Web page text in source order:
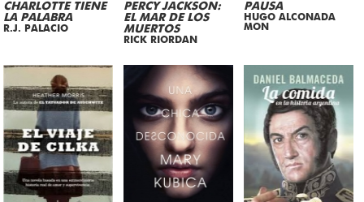
CHARLOTTE TIENE
LA PALABRA
R.J. PALACIO
PERCY JACKSON:
EL MAR DE LOS
MUERTOS
RICK RIORDAN
PAUSA
HUGO ALCONADA
MON